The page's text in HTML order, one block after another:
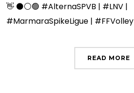
👋 ⚫️⚪️🟢 #AlternaSPVB | #LNV |
#MarmaraSpikeLigue | #FFVolley
READ MORE